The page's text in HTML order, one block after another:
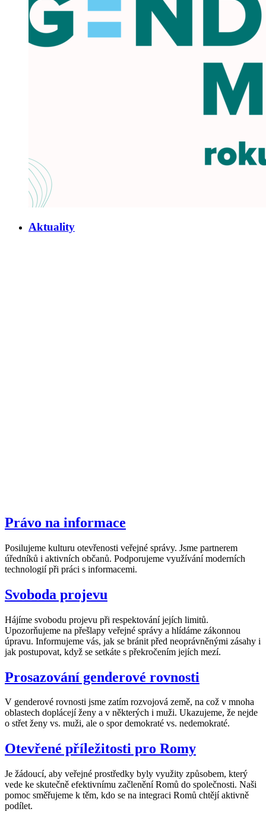
Aktuality
Právo na informace
Posilujeme kulturu otevřenosti veřejné správy. Jsme partnerem
úředníků i aktivních občanů. Podporujeme využívání moderních
technologií při práci s informacemi.
Svoboda projevu
Hájíme svobodu projevu při respektování jejích limitů.
Upozorňujeme na přešlapy veřejné správy a hlídáme zákonnou
úpravu. Informujeme vás, jak se bránit před neoprávněnými zásahy i
jak postupovat, když se setkáte s překročením jejích mezí.
Prosazování genderové rovnosti
V genderové rovnosti jsme zatím rozvojová země, na což v mnoha
oblastech doplácejí ženy a v některých i muži. Ukazujeme, že nejde
o střet ženy vs. muži, ale o spor demokraté vs. nedemokraté.
Otevřené příležitosti pro Romy
Je žádoucí, aby veřejné prostředky byly využity způsobem, který
vede ke skutečně efektivnímu začlenění Romů do společnosti. Naši
pomoc směřujeme k těm, kdo se na integraci Romů chtějí aktivně
podílet.